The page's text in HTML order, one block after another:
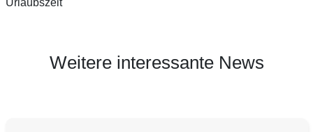
Urlaubszeit
Weitere interessante News